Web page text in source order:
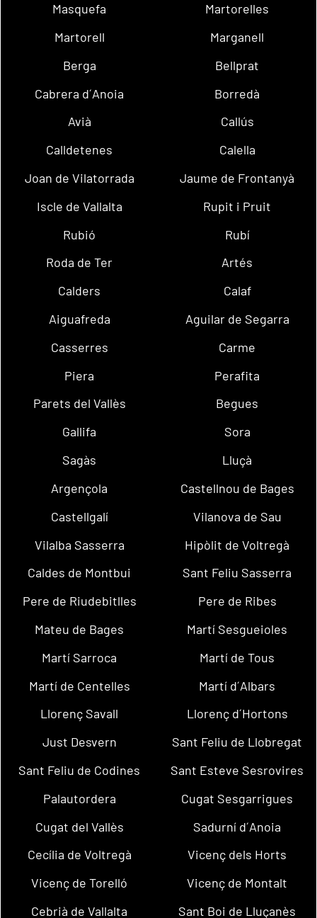
Masquefa
Martorelles
Martorell
Marganell
Berga
Bellprat
Cabrera d´Anoia
Borredà
Avià
Callús
Calldetenes
Calella
Joan de Vilatorrada
Jaume de Frontanyà
Iscle de Vallalta
Rupit i Pruit
Rubió
Rubí
Roda de Ter
Artés
Calders
Calaf
Aiguafreda
Aguilar de Segarra
Casserres
Carme
Piera
Perafita
Parets del Vallès
Begues
Gallifa
Sora
Sagàs
Lluçà
Argençola
Castellnou de Bages
Castellgalí
Vilanova de Sau
Vilalba Sasserra
Hipòlit de Voltregà
Caldes de Montbui
Sant Feliu Sasserra
Pere de Riudebitlles
Pere de Ribes
Mateu de Bages
Martí Sesgueioles
Martí Sarroca
Martí de Tous
Martí de Centelles
Martí d´Albars
Llorenç Savall
Llorenç d´Hortons
Just Desvern
Sant Feliu de Llobregat
Sant Feliu de Codines
Sant Esteve Sesrovires
Palautordera
Cugat Sesgarrigues
Cugat del Vallès
Sadurní d´Anoia
Cecília de Voltregà
Vicenç dels Horts
Vicenç de Torelló
Vicenç de Montalt
Cebrià de Vallalta
Sant Boi de Lluçanès